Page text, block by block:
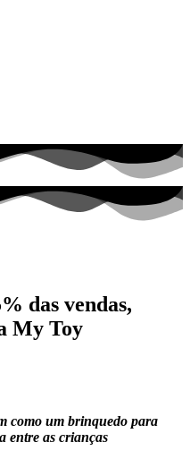
das vendas,
My Toy
como um brinquedo para
entre as crianças